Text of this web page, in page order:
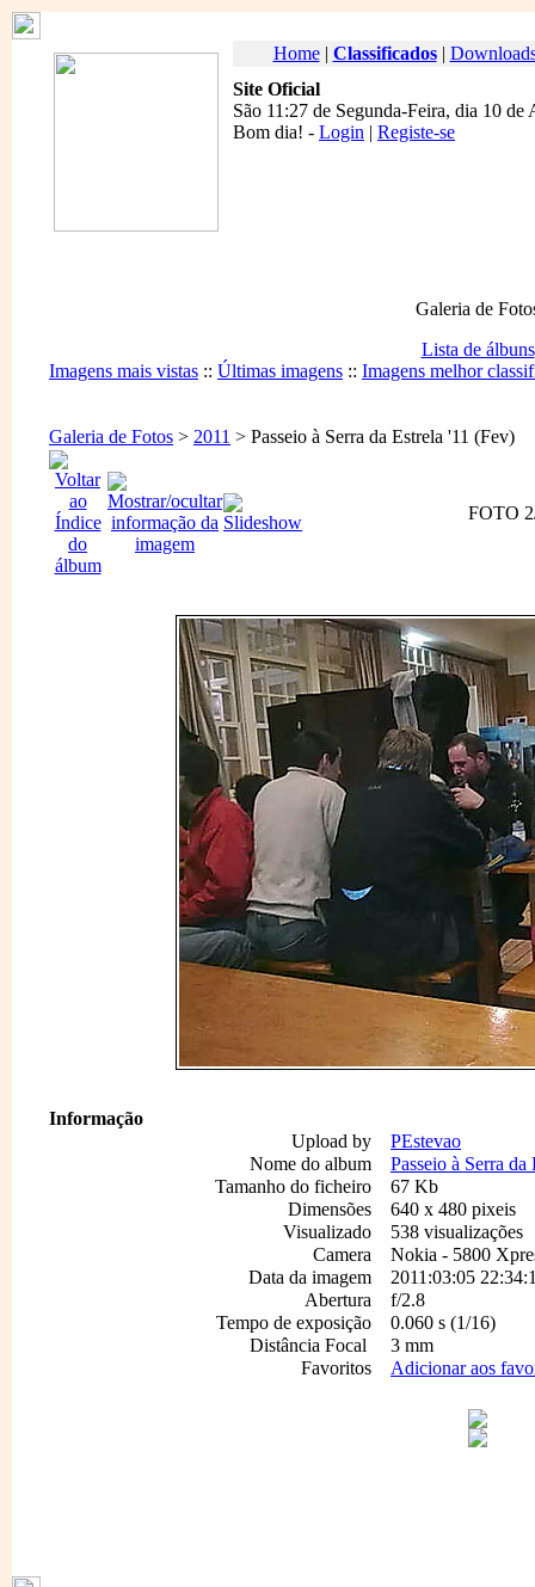
Home| Classificados|
Site Oficial
São 11:27 de Segunda-Feira, dia 10 de
Bom dia! - Login | Registe-se
Galeria de
Lista de álbuns
Imagens mais vistas :: Últimas imagens :: Imagens melhor
Galeria de Fotos > 2011 > Passeio à Serra da Estrela '11 (Fev)
FOTO
Informação
Upload by
PEstevao
Nome do album
Passeio à Serra
Tamanho do ficheiro
67 Kb
Dimensões
640 x 480 pixeis
Visualizado
538 visualizações
Camera
Nokia - 5800
Data da imagem
2011:03:05
Abertura
f/2.8
Tempo de exposição
0.060 s (1/16)
Distância Focal
3 mm
Favoritos
Adicionar aos